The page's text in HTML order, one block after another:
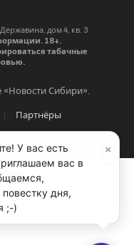
дом 4, кв. 3
18+.
табачные
«Новости Сибири».
Партнёры
×
У вас есть
вас в
дня,
;-)